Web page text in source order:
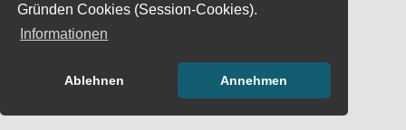
Gründen Cookies (Session-Cookies).
Informationen
Ablehnen Annehmen